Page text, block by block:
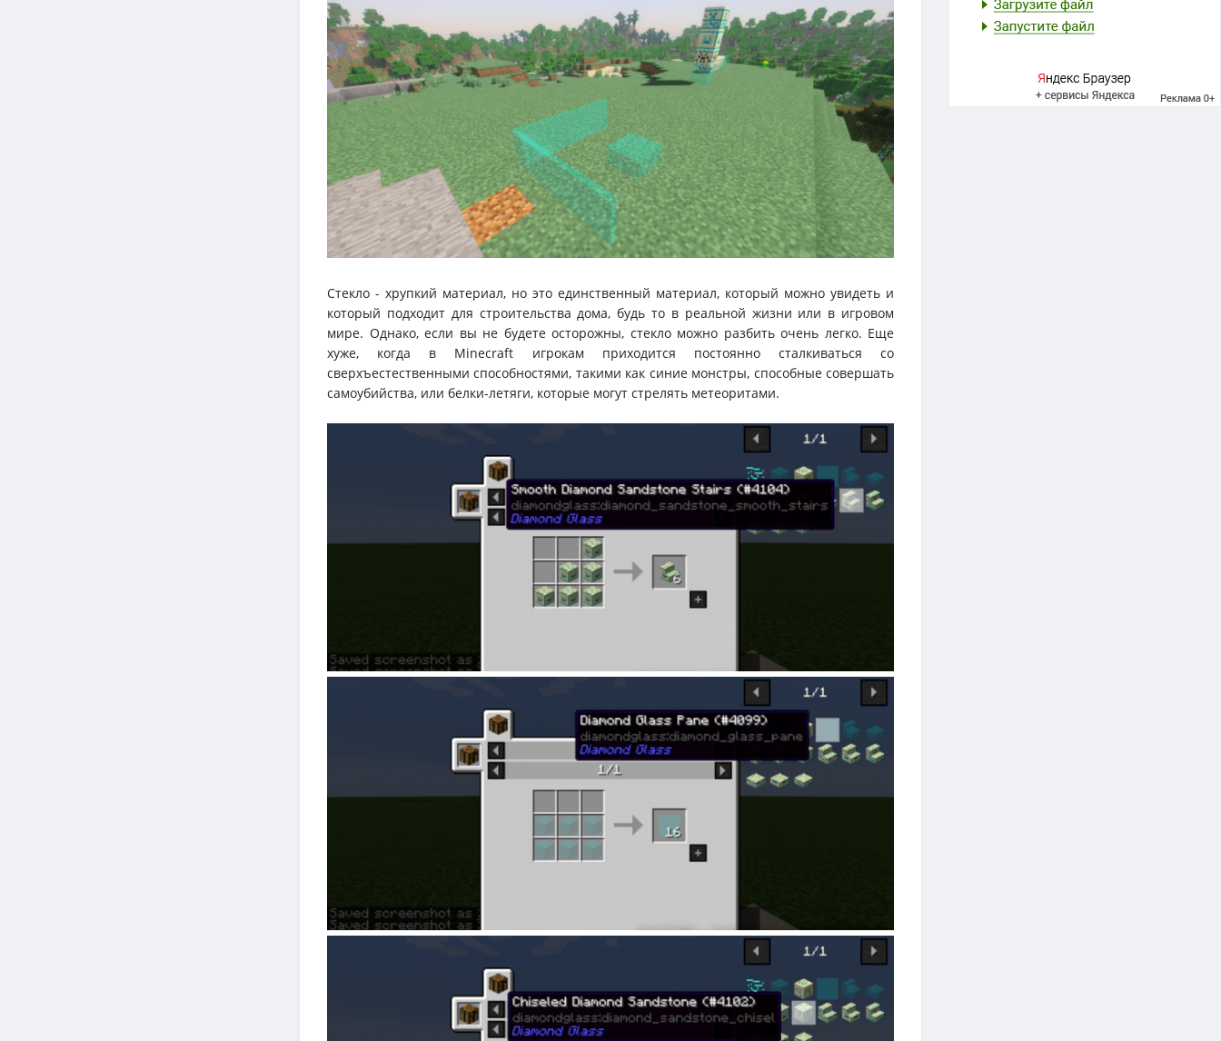
Стекло - хрупкий материал, но это единственный материал, который можно увидеть и
который подходит для строительства дома, будь то в реальной жизни или в игровом
мире. Однако, если вы не будете осторожны, стекло можно разбить очень легко. Еще
хуже, когда в Minecraft игрокам приходится постоянно сталкиваться со
сверхъестественными способностями, такими как синие монстры, способные совершать
самоубийства, или белки-летяги, которые могут стрелять метеоритами.